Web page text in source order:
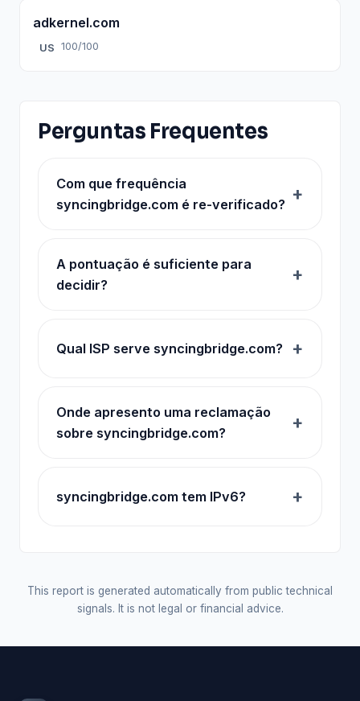
adkernel.com
US 100/100
Perguntas Frequentes
Com que frequência
syncingbridge.com é re-verificado?
A pontuação é suficiente para
decidir?
Qual ISP serve syncingbridge.com?
Onde apresento uma reclamação
sobre syncingbridge.com?
syncingbridge.com tem IPv6?
This report is generated automatically from public technical
signals. It is not legal or financial advice.